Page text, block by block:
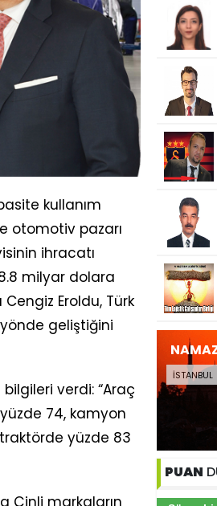
kullanım
otomotiv pazarı
ihracatı
milyar dolara
Eroldu, Türk
geliştiğini
verdi: “Araç
74, kamyon
yüzde 83
PUAN